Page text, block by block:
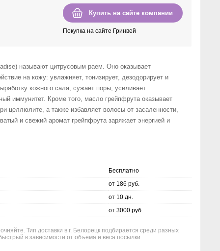
Купить на сайте компании
Покупка на сайте Гринвей
называют цитрусовым раем. Оно оказывает
на кожу: увлажняет, тонизирует, дезодорирует и
кожного сала, сужает поры, усиливает
иммунитет. Кроме того, масло грейпфрута оказывает
целлюлите, а также избавляет волосы от засаленности,
и свежий аромат грейпфрута заряжает энергией и
Бесплатно
от 186 руб.
от 10 дн.
от 3000 руб.
Тип доставки в г. Белорецк подбирается среди разных
в зависимости от объема и веса посылки.